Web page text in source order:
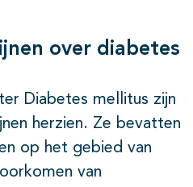
over diabetes
Diabetes mellitus zijn
herzien. Ze bevatten
op het gebied van
van